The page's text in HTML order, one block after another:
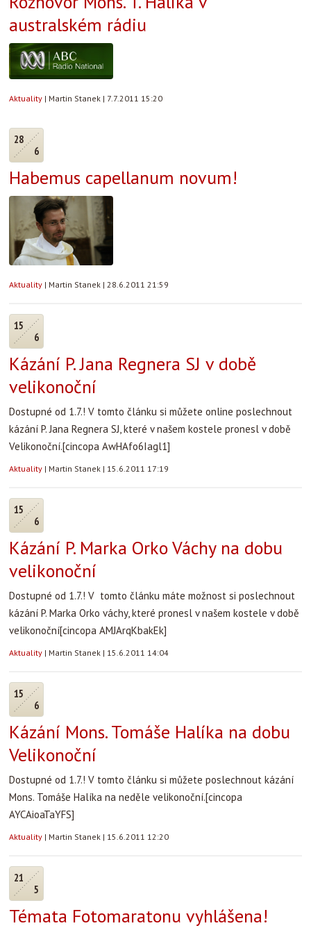
australském rádiu
Aktuality | Martin Stanek | 7.7.2011 15:20
28
6
Habemus capellanum novum!
Aktuality | Martin Stanek | 28.6.2011 21:59
15
6
Kázání P. Jana Regnera SJ v době
velikonoční
Dostupné od 1.7.! V tomto článku si můžete online poslechnout
kázání P. Jana Regnera SJ, které v našem kostele pronesl v době
Velikonoční.[cincopa AwHAfo6Iagl1]
Aktuality | Martin Stanek | 15.6.2011 17:19
15
6
Kázání P. Marka Orko Váchy na dobu
velikonoční
Dostupné od 1.7.! V tomto článku máte možnost si poslechnout
kázání P. Marka Orko váchy, které pronesl v našem kostele v době
velikonoční[cincopa AMJArqKbakEk]
Aktuality | Martin Stanek | 15.6.2011 14:04
15
6
Kázání Mons. Tomáše Halíka na dobu
Velikonoční
Dostupné od 1.7.! V tomto článku si můžete poslechnout kázání
Mons. Tomáše Halíka na neděle velikonoční.[cincopa
AYCAioaTaYFS]
Aktuality | Martin Stanek | 15.6.2011 12:20
21
5
Témata Fotomaratonu vyhlášena!